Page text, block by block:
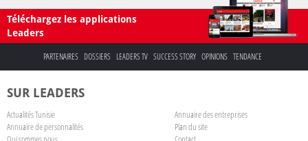
Téléchargez les applications
Leaders
PARTENAIRES DOSSIERS LEADERS TV SUCCESS STORY OPINIONS TENDANCE
SUR LEADERS
Actualités Tunisie
Annuaire des entreprises
Annuaire de personnalités
Plan du site